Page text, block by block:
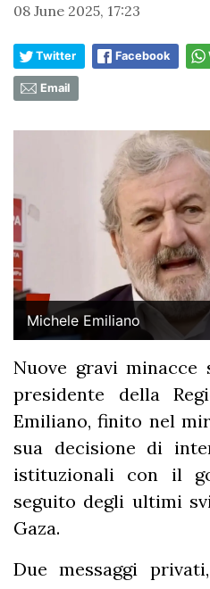
08 June 2025, 17:23
Twitter Facebook
Email
Michele Emiliano
Nuove gravi
presidente della
Emiliano, finito nel
sua decisione di
istituzionali con il
seguito degli ultimi
Gaza.
Due messaggi